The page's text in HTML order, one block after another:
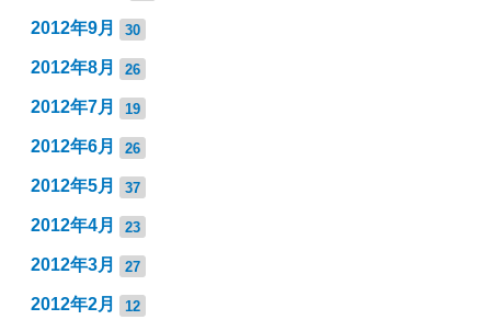
2012年9月 30
2012年8月 26
2012年7月 19
2012年6月 26
2012年5月 37
2012年4月 23
2012年3月 27
2012年2月 12